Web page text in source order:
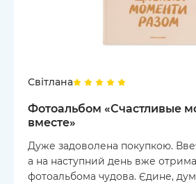
Світлана
Фотоальбом «‎Счастливые
вместе»
Дуже задоволена покупкою.
а на наступний день вже
фотоальбома чудова. Єдине,